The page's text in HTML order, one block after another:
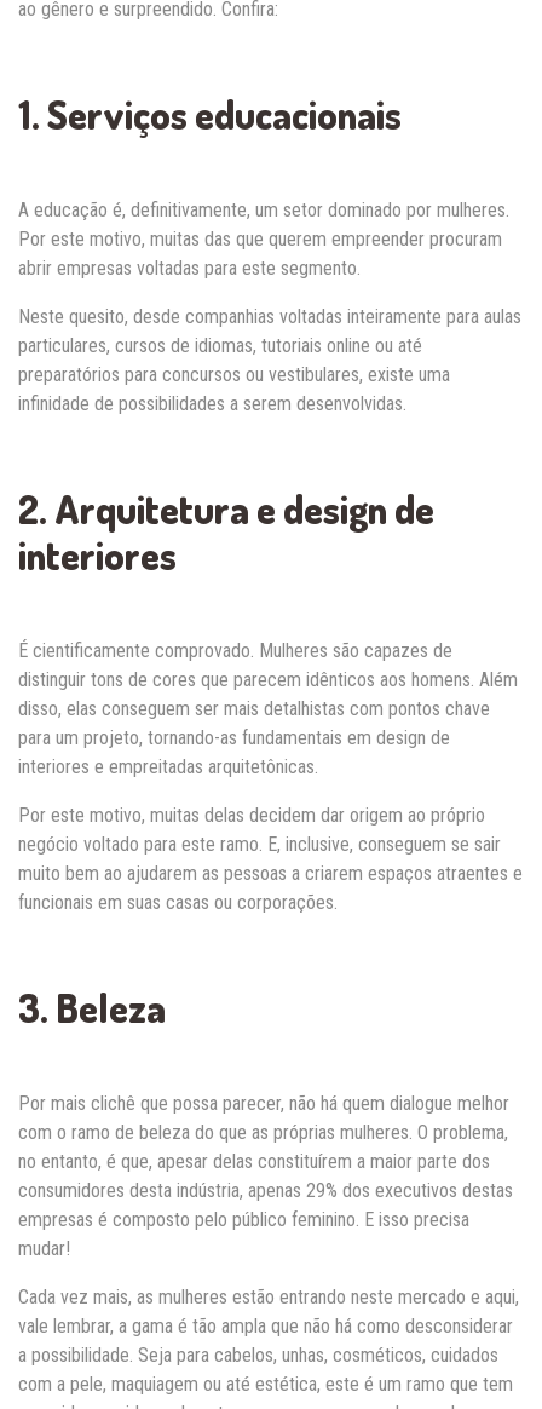
ao gênero e surpreendido. Confira:
1. Serviços educacionais
A educação é, definitivamente, um setor dominado por mulheres.
Por este motivo, muitas das que querem empreender procuram
abrir empresas voltadas para este segmento.
Neste quesito, desde companhias voltadas inteiramente para aulas
particulares, cursos de idiomas, tutoriais online ou até
preparatórios para concursos ou vestibulares, existe uma
infinidade de possibilidades a serem desenvolvidas.
2. Arquitetura e design de
interiores
É cientificamente comprovado. Mulheres são capazes de
distinguir tons de cores que parecem idênticos aos homens. Além
disso, elas conseguem ser mais detalhistas com pontos chave
para um projeto, tornando-as fundamentais em design de
interiores e empreitadas arquitetônicas.
Por este motivo, muitas delas decidem dar origem ao próprio
negócio voltado para este ramo. E, inclusive, conseguem se sair
muito bem ao ajudarem as pessoas a criarem espaços atraentes e
funcionais em suas casas ou corporações.
3. Beleza
Por mais clichê que possa parecer, não há quem dialogue melhor
com o ramo de beleza do que as próprias mulheres. O problema,
no entanto, é que, apesar delas constituírem a maior parte dos
consumidores desta indústria, apenas 29% dos executivos destas
empresas é composto pelo público feminino. E isso precisa
mudar!
Cada vez mais, as mulheres estão entrando neste mercado e aqui,
vale lembrar, a gama é tão ampla que não há como desconsiderar
a possibilidade. Seja para cabelos, unhas, cosméticos, cuidados
com a pele, maquiagem ou até estética, este é um ramo que tem